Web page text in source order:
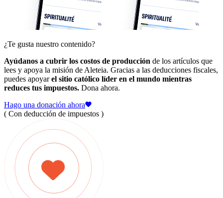
¿Te gusta nuestro contenido?
Ayúdanos a cubrir los costos de producción de los artículos que
lees y apoya la misión de Aleteia. Gracias a las deducciones fiscales,
puedes apoyarel sitio católico líder en el mundo mientras
reduces tus impuestos. Dona ahora.
Hago una donación ahora
( Con deducción de impuestos )